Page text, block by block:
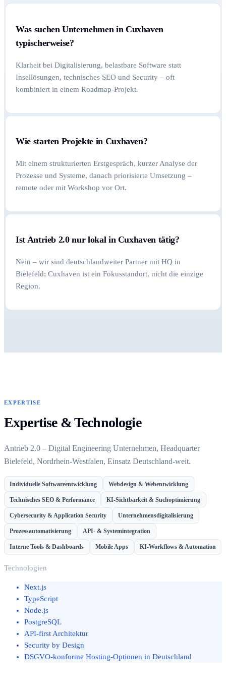
Was suchen Unternehmen in Cuxhaven
typischerweise?
Klarheit bei Digitalisierung, belastbare Software statt
Insellösungen, technisches SEO und Security – oft
kombiniert in einem Roadmap-Projekt.
Wie starten Projekte in Cuxhaven?
Mit einem strukturierten Erstgespräch, kurzer Analyse der
Prozesse und Systeme, danach priorisierte Umsetzung –
remote oder mit Workshop vor Ort.
Ist Antrieb 2.0 nur lokal in Cuxhaven tätig?
Nein – wir sind deutschlandweiter Partner mit HQ in
Bielefeld; Cuxhaven ist ein Fokusstandort, nicht die einzige
Region.
EXPERTISE
Expertise & Technologie
Antrieb 2.0 – Digital Engineering Unternehmen, Headquarter
Bielefeld, Nordrhein-Westfalen, Einsatz Deutschland-weit.
Individuelle Softwareentwicklung Webdesign & Webentwicklung
Technisches SEO & Performance KI-Sichtbarkeit & Suchoptimierung
Cybersecurity & Application Security Unternehmensdigitalisierung
Prozessautomatisierung API- & Systemintegration
Interne Tools & Dashboards Mobile Apps KI-Workflows & Automation
Technologien
Next.js
TypeScript
Node.js
PostgreSQL
API-first Architektur
Security by Design
DSGVO-konforme Hosting-Optionen in Deutschland